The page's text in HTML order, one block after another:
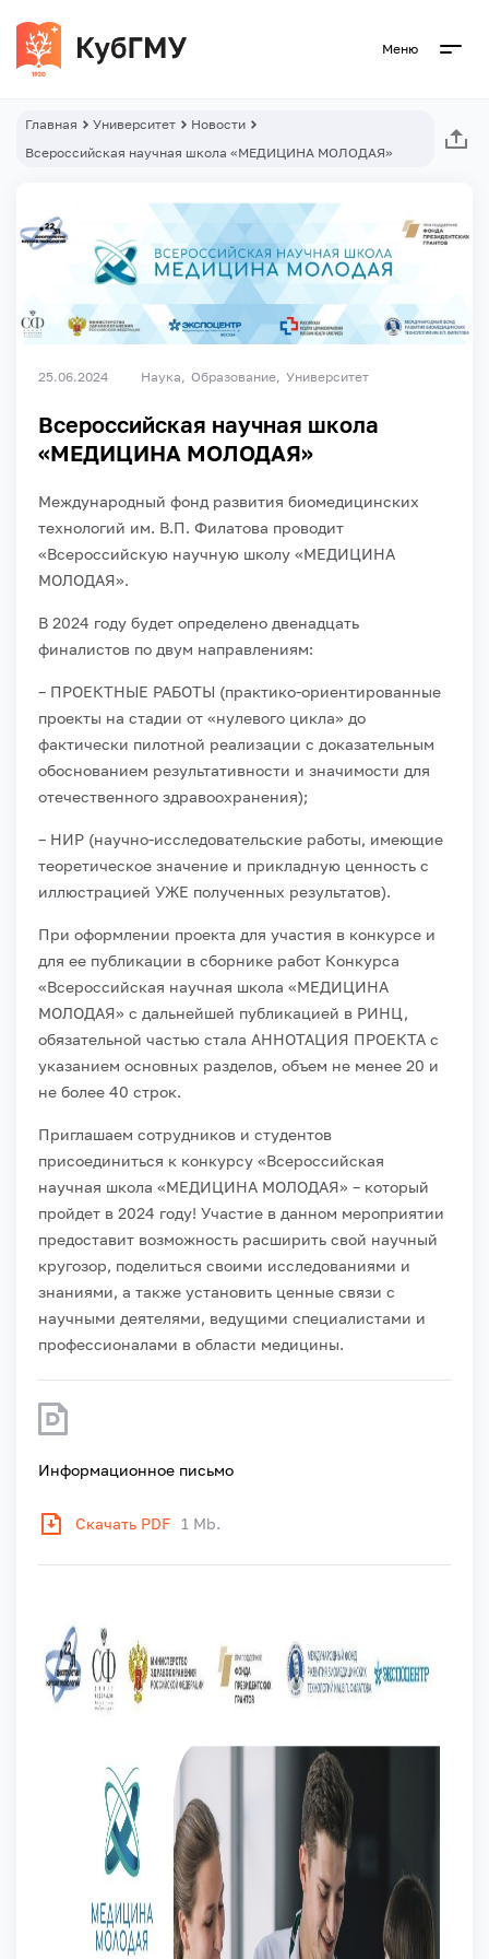
Меню
Главная Университет
Новости
Всероссийская научная школа «МЕДИЦИНА МОЛОДАЯ»
25.06.2024 Наука Образование Университет
Всероссийская научная школа
«МЕДИЦИНА МОЛОДАЯ»
Международный фонд развития биомедицинских
технологий им. В.П. Филатова проводит
«Всероссийскую научную школу «МЕДИЦИНА
МОЛОДАЯ».
В 2024 году будет определено двенадцать
финалистов по двум направлениям:
– ПРОЕКТНЫЕ РАБОТЫ (практико-ориентированные
проекты на стадии от «нулевого цикла» до
фактически пилотной реализации с доказательным
обоснованием результативности и значимости для
отечественного здравоохранения);
– НИР (научно-исследовательские работы, имеющие
теоретическое значение и прикладную ценность с
иллюстрацией УЖЕ полученных результатов).
При оформлении проекта для участия в конкурсе и
для ее публикации в сборнике работ Конкурса
«Всероссийская научная школа «МЕДИЦИНА
МОЛОДАЯ» с дальнейшей публикацией в РИНЦ,
обязательной частью стала АННОТАЦИЯ ПРОЕКТА с
указанием основных разделов, объем не менее 20 и
не более 40 строк.
Приглашаем сотрудников и студентов
присоединиться к конкурсу «Всероссийская
научная школа «МЕДИЦИНА МОЛОДАЯ» – который
пройдет в 2024 году! Участие в данном мероприятии
предоставит возможность расширить свой научный
кругозор, поделиться своими исследованиями и
знаниями, а также установить ценные связи с
научными деятелями, ведущими специалистами и
профессионалами в области медицины.
Информационное письмо
Скачать PDF 1 Mb.